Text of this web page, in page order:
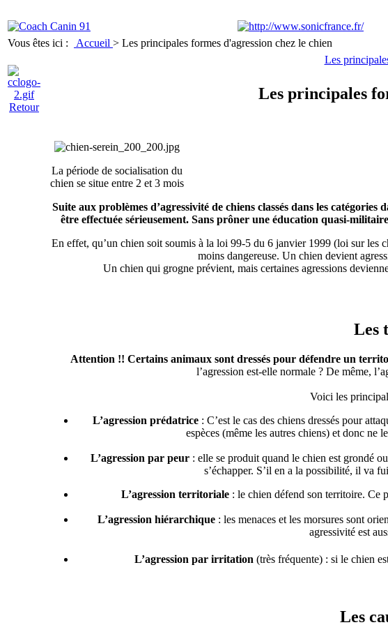
Vous êtes ici : Accueil > Les principales formes d'agression chez le chien
Retour
Les
Les principales
La période de socialisation du
chien se situe entre 2 et 3 mois
Suite aux problèmes d’agressivité de chiens classés dans les
être effectuée sérieusement. Sans prôner une éducation quasi-
En effet, qu’un chien soit soumis à la loi 99-5 du 6 janvier 1999 (loi sur les
moins dangereuse. Un chien devient
Un chien qui grogne prévient, mais certaines agressions
Les
Attention !! Certains animaux sont dressés pour défendre un
l’agression est-elle normale ? De même,
Voici les
L’agression prédatrice : C’est le cas des chiens dressés pour
espèces (même les autres chiens) et donc ne
L’agression par peur : elle se produit quand le chien est grondé
s’échapper. S’il en a la possibilité, il va
L’agression territoriale: le chien défend son territoire. Ce
L’agression hiérarchique : les menaces et les morsures sont
agressivité est
L’agression par irritation (très fréquente) : si le chien
Les